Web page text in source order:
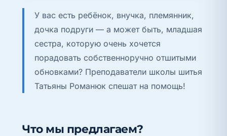
У вас есть ребёнок, внучка, племянник,
дочка подруги — а может быть, младшая
сестра, которую очень хочется
порадовать собственноручно отшитыми
обновками? Преподаватели школы шитья
Татьяны Романюк спешат на помощь!
Что мы предлагаем?